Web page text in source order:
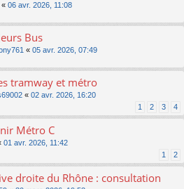
« 06 avr. 2026, 11:08
Bus
« 05 avr. 2026, 07:49
tramway et métro
« 02 avr. 2026, 16:20
1 2 3 4
Métro C
01 avr. 2026, 11:42
1 2
droite du Rhône : consultation